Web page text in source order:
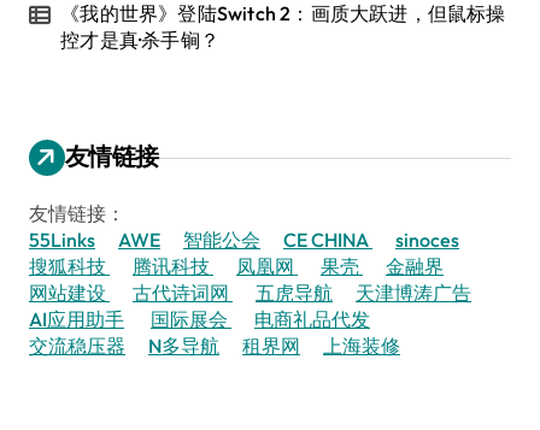
《我的世界》登陆Switch 2：画质大跃进，但鼠标操
控才是真·杀手锏？
友情链接
友情链接：
55Links
AWE 智能公会 CE CHINA
sinoces
搜狐科技
腾讯科技 凤凰网 果壳
金融界
网站建设
古代诗词网 五虎导航
天津博涛广告
AI应用助手
国际展会
电商礼品代发
交流稳压器
N多导航 租界网 上海装修